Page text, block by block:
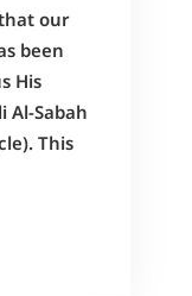
our
been
His
Al-Sabah
This